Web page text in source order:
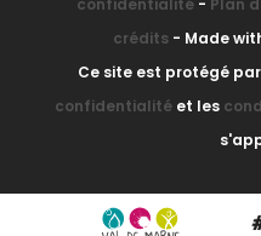
crédits - Made
Ce site est protégé par
confidentialité et les